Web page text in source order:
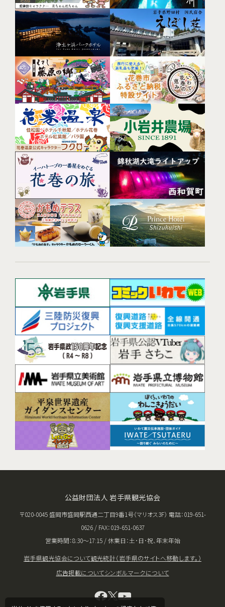
公益財団法人 岩手県観光協会
〒020-0045 盛岡市盛岡駅西通二丁目9番1号（マリオス3F） 電話：019-651-
0626 / FAX：019-651-0637
営業時間：8:30〜17:15 / 休業日：土･日･祝、年末年始
岩手県観光協会について観光統計（岩手県のサイトへ移動します。）
広告掲載についてシンボルマークについて